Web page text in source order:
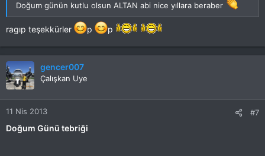
Doğum günün kutlu olsun ALTAN abi nice yıllara beraber
ragıp teşekkürler p p
gencer007
Çalışkan Uye
11 Nis 2013 #7
Doğum Günü tebriği